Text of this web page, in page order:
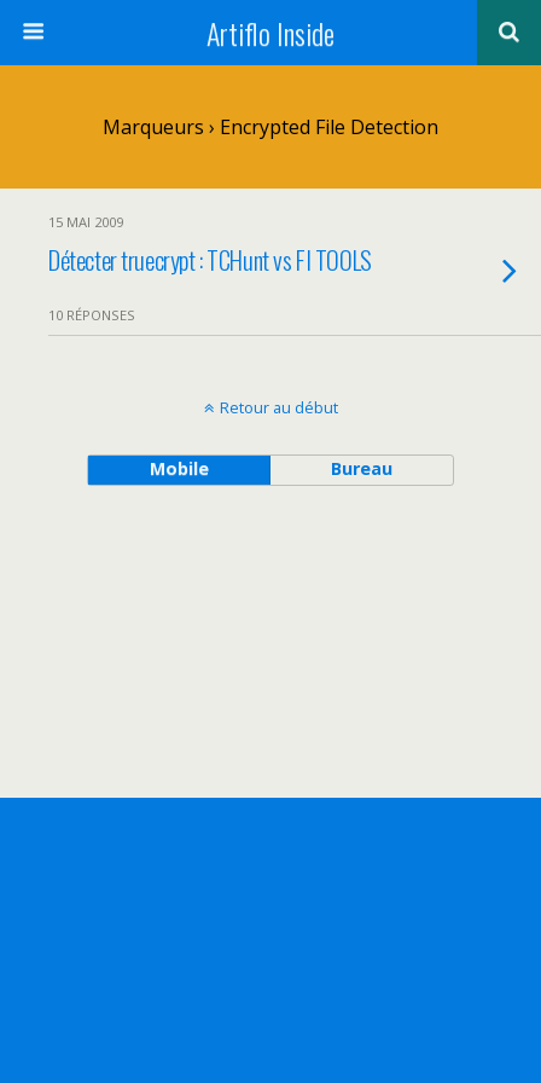
Artiflo Inside
Marqueurs › Encrypted File Detection
15 MAI 2009
Détecter truecrypt : TCHunt vs FI TOOLS
10 RÉPONSES
Retour au début
Mobile Bureau